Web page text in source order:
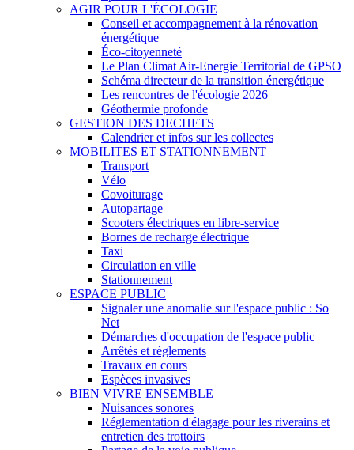
AGIR POUR L'ÉCOLOGIE
Conseil et accompagnement à la rénovation
énergétique
Éco-citoyenneté
Le Plan Climat Air-Energie Territorial de GPSO
Schéma directeur de la transition énergétique
Les rencontres de l'écologie 2026
Géothermie profonde
GESTION DES DECHETS
Calendrier et infos sur les collectes
MOBILITES ET STATIONNEMENT
Transport
Vélo
Covoiturage
Autopartage
Scooters électriques en libre-service
Bornes de recharge électrique
Taxi
Circulation en ville
Stationnement
ESPACE PUBLIC
Signaler une anomalie sur l'espace public : So
Net
Démarches d'occupation de l'espace public
Arrêtés et règlements
Travaux en cours
Espèces invasives
BIEN VIVRE ENSEMBLE
Nuisances sonores
Réglementation d'élagage pour les riverains et
entretien des trottoirs